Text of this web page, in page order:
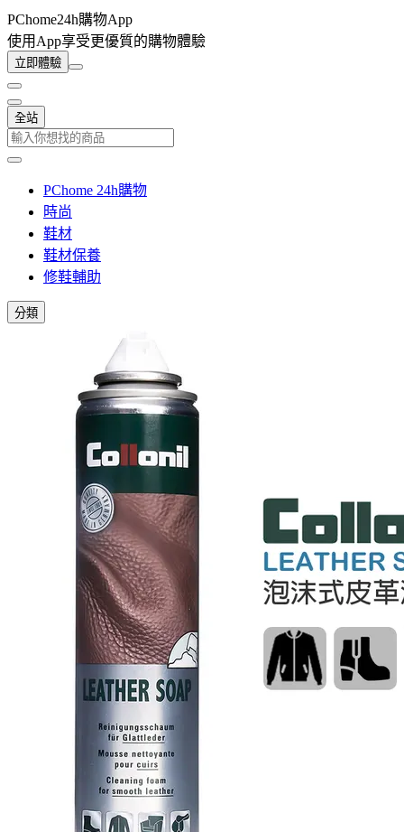
PChome24h購物App
使用App享受更優質的購物體驗
立即體驗
全站
PChome 24h購物
時尚
鞋材
鞋材保養
修鞋輔助
分類